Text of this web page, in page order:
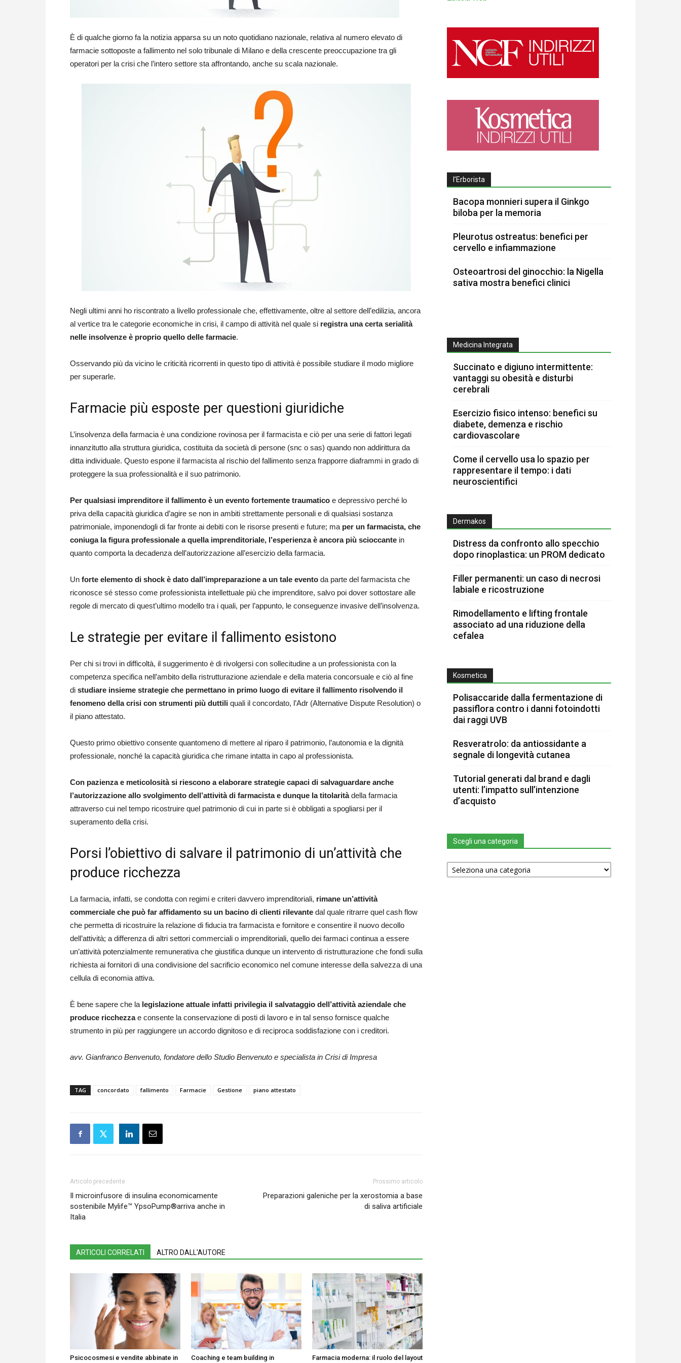
È di qualche giorno fa la notizia apparsa su un noto quotidiano nazionale, relativa al numero elevato di
farmacie sottoposte a fallimento nel solo tribunale di Milano e della crescente preoccupazione tra gli
operatori per la crisi che l’intero settore sta affrontando, anche su scala nazionale.
Negli ultimi anni ho riscontrato a livello professionale che, effettivamente, oltre al settore dell’edilizia, ancora
al vertice tra le categorie economiche in crisi, il campo di attività nel quale si registra una certa serialità
nelle insolvenze è proprio quello delle farmacie.
Osservando più da vicino le criticità ricorrenti in questo tipo di attività è possibile studiare il modo migliore
per superarle.
Farmacie più esposte per questioni giuridiche
L’insolvenza della farmacia è una condizione rovinosa per il farmacista e ciò per una serie di fattori legati
innanzitutto alla struttura giuridica, costituita da società di persone (snc o sas) quando non addirittura da
ditta individuale. Questo espone il farmacista al rischio del fallimento senza frapporre diaframmi in grado di
proteggere la sua professionalità e il suo patrimonio.
Per qualsiasi imprenditore il fallimento è un evento fortemente traumatico e depressivo perché lo
priva della capacità giuridica d’agire se non in ambiti strettamente personali e di qualsiasi sostanza
patrimoniale, imponendogli di far fronte ai debiti con le risorse presenti e future; ma per un farmacista, che
coniuga la figura professionale a quella imprenditoriale, l’esperienza è ancora più scioccante in
quanto comporta la decadenza dell’autorizzazione all’esercizio della farmacia.
Un forte elemento di shock è dato dall’impreparazione a un tale evento da parte del farmacista che
riconosce sé stesso come professionista intellettuale più che imprenditore, salvo poi dover sottostare alle
regole di mercato di quest’ultimo modello tra i quali, per l’appunto, le conseguenze invasive dell’insolvenza.
Le strategie per evitare il fallimento esistono
Per chi si trovi in difficoltà, il suggerimento è di rivolgersi con sollecitudine a un professionista con la
competenza specifica nell’ambito della ristrutturazione aziendale e della materia concorsuale e ciò al fine
di studiare insieme strategie che permettano in primo luogo di evitare il fallimento risolvendo il
fenomeno della crisi con strumenti più duttili quali il concordato, l’Adr (Alternative Dispute Resolution) o
il piano attestato.
Questo primo obiettivo consente quantomeno di mettere al riparo il patrimonio, l’autonomia e la dignità
professionale, nonché la capacità giuridica che rimane intatta in capo al professionista.
Con pazienza e meticolosità si riescono a elaborare strategie capaci di salvaguardare anche
l’autorizzazione allo svolgimento dell’attività di farmacista e dunque la titolaritàdella farmacia
attraverso cui nel tempo ricostruire quel patrimonio di cui in parte si è obbligati a spogliarsi per il
superamento della crisi.
Porsi l’obiettivo di salvare il patrimonio di un’attività che
produce ricchezza
La farmacia, infatti, se condotta con regimi e criteri davvero imprenditoriali, rimane un’attività
commerciale che può far affidamento su un bacino di clienti rilevante dal quale ritrarre quel cash flow
che permetta di ricostruire la relazione di fiducia tra farmacista e fornitore e consentire il nuovo decollo
dell’attività; a differenza di altri settori commerciali o imprenditoriali, quello dei farmaci continua a essere
un’attività potenzialmente remunerativa che giustifica dunque un intervento di ristrutturazione che fondi sulla
richiesta ai fornitori di una condivisione del sacrificio economico nel comune interesse della salvezza di una
cellula di economia attiva.
È bene sapere che la legislazione attuale infatti privilegia il salvataggio dell’attività aziendale che
produce ricchezzae consente la conservazione di posti di lavoro e in tal senso fornisce qualche
strumento in più per raggiungere un accordo dignitoso e di reciproca soddisfazione con i creditori.
avv. Gianfranco Benvenuto, fondatore dello Studio Benvenuto e specialista in Crisi di Impresa
TAG concordato fallimento Farmacie Gestione piano attestato
Articolo precedente
Il microinfusore di insulina economicamente
sostenibile Mylife™ YpsoPump®arriva anche in
Italia
Prossimo articolo
Preparazioni galeniche per la xerostomia a base
di saliva artificiale
ARTICOLI CORRELATI ALTRO DALL'AUTORE
Psicocosmesi e vendite abbinate in Coaching e team building in Farmacia moderna: il ruolo del layout
l’Erborista
Bacopa monnieri supera il Ginkgo
biloba per la memoria
Pleurotus ostreatus: benefici per
cervello e infiammazione
Osteoartrosi del ginocchio: la Nigella
sativa mostra benefici clinici
Medicina Integrata
Succinato e digiuno intermittente:
vantaggi su obesità e disturbi
cerebrali
Esercizio fisico intenso: benefici su
diabete, demenza e rischio
cardiovascolare
Come il cervello usa lo spazio per
rappresentare il tempo: i dati
neuroscientifici
Dermakos
Distress da confronto allo specchio
dopo rinoplastica: un PROM dedicato
Filler permanenti: un caso di necrosi
labiale e ricostruzione
Rimodellamento e lifting frontale
associato ad una riduzione della
cefalea
Kosmetica
Polisaccaride dalla fermentazione di
passiflora contro i danni fotoindotti
dai raggi UVB
Resveratrolo: da antiossidante a
segnale di longevità cutanea
Tutorial generati dal brand e dagli
utenti: l’impatto sull’intenzione
d’acquisto
Scegli una categoria
Scegli
una